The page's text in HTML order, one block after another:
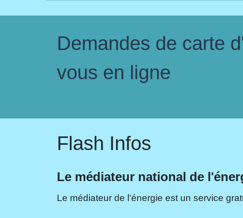
Demandes de carte
vous en ligne
Flash Infos
Le médiateur national de
Le médiateur de l'énergie est un service